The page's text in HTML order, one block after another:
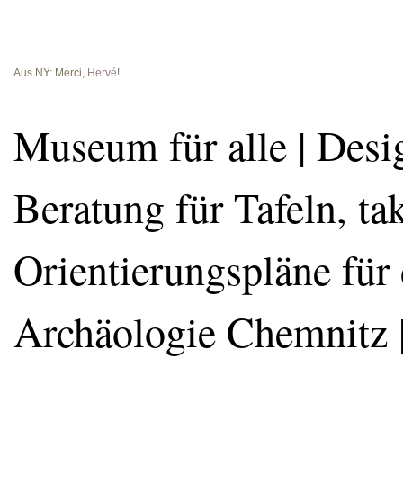
Aus NY: Merci, Hervé!
Museum für alle |
Beratung für Tafeln,
Orientierungspläne
Archäologie Chemnitz